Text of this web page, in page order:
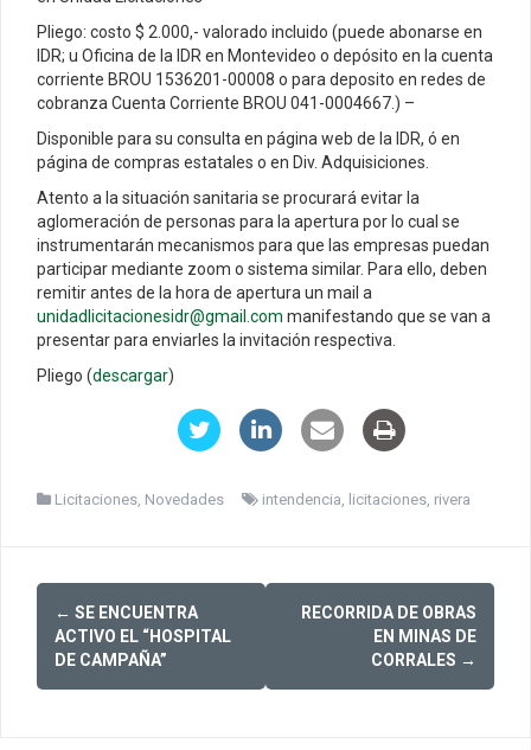
Pliego: costo $ 2.000,- valorado incluido (puede abonarse en
IDR; u Oficina de la IDR en Montevideo o depósito en la cuenta
corriente BROU 1536201-00008 o para deposito en redes de
cobranza Cuenta Corriente BROU 041-0004667.) –
Disponible para su consulta en página web de la IDR, ó en
página de compras estatales o en Div. Adquisiciones.
Atento a la situación sanitaria se procurará evitar la
aglomeración de personas para la apertura por lo cual se
instrumentarán mecanismos para que las empresas puedan
participar mediante zoom o sistema similar. Para ello, deben
remitir antes de la hora de apertura un mail a
unidadlicitacionesidr@gmail.com manifestando que se van a
presentar para enviarles la invitación respectiva.
Pliego (descargar)
Licitaciones Novedades intendencia licitaciones rivera
Post
navigation
← SE ENCUENTRA
ACTIVO EL “HOSPITAL
DE CAMPAÑA”
RECORRIDA DE OBRAS
EN MINAS DE
CORRALES →